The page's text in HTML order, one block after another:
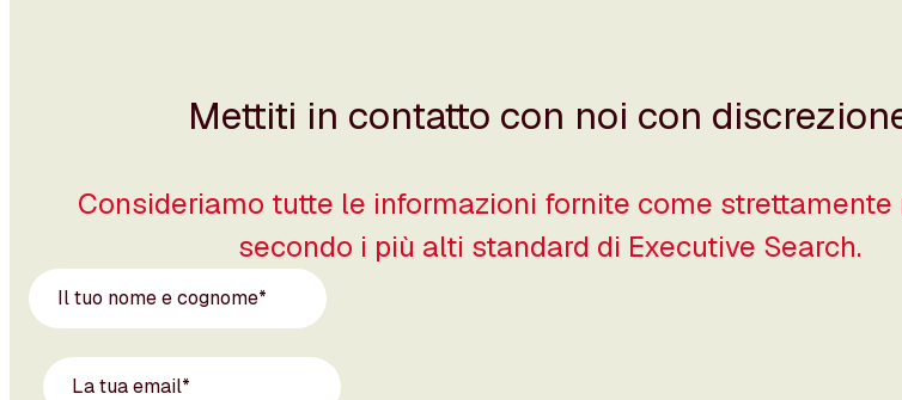
Mettiti in contatto con noi con
Consideriamo tutte le informazioni fornite come strettamente
secondo i più alti standard di Executive Search.